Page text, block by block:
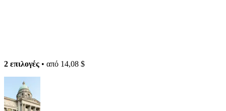
2 επιλογές • από 14,08 $